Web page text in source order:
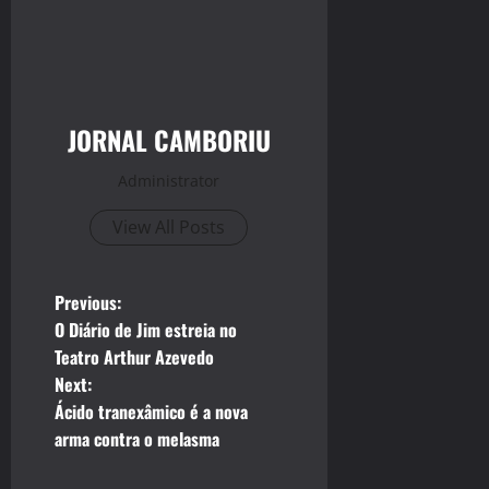
JORNAL CAMBORIU
Administrator
View All Posts
P
o
s
t
Previous:
O Diário de Jim estreia no
Teatro Arthur Azevedo
Next:
Ácido tranexâmico é a nova
arma contra o melasma